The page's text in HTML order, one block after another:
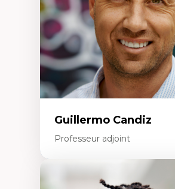
La langue dans toutes les
environnement discursif et
scientifique
Guillermo Candiz
Professeur adjoint
Expertises